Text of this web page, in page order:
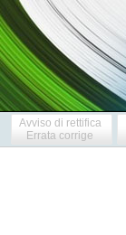
Avviso di rettifica
Errata corrige